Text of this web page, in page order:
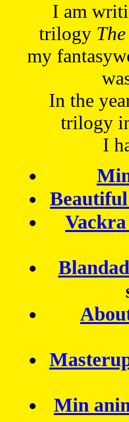
I am
trilogy
my
In the
trilogy
I
Min